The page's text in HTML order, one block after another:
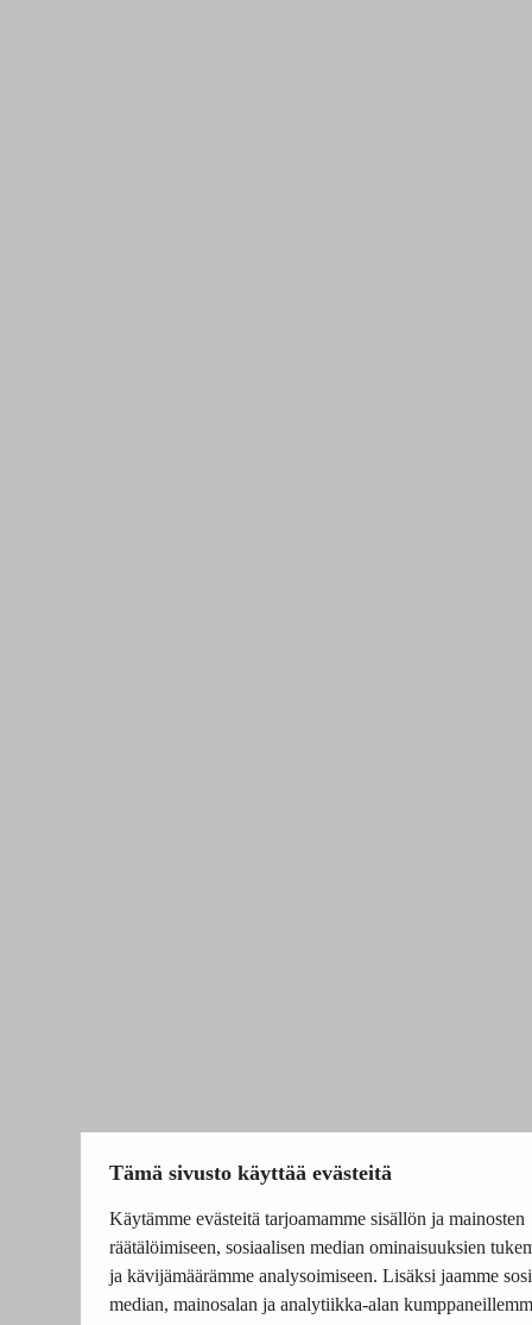
Tämä sivusto käyttää evästeitä
Käytämme evästeitä tarjoamamme sisällön ja mainosten
räätälöimiseen, sosiaalisen median ominaisuuksien
ja kävijämäärämme analysoimiseen. Lisäksi jaamme
median, mainosalan ja analytiikka-alan